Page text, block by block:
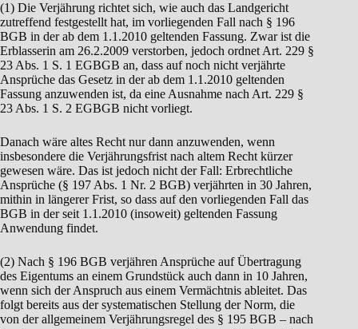
(1) Die Verjährung richtet sich, wie auch das Landgericht
zutreffend festgestellt hat, im vorliegenden Fall nach § 196
BGB in der ab dem 1.1.2010 geltenden Fassung. Zwar ist die
Erblasserin am 26.2.2009 verstorben, jedoch ordnet Art. 229 §
23 Abs. 1 S. 1 EGBGB an, dass auf noch nicht verjährte
Ansprüche das Gesetz in der ab dem 1.1.2010 geltenden
Fassung anzuwenden ist, da eine Ausnahme nach Art. 229 §
23 Abs. 1 S. 2 EGBGB nicht vorliegt.
Danach wäre altes Recht nur dann anzuwenden, wenn
insbesondere die Verjährungsfrist nach altem Recht kürzer
gewesen wäre. Das ist jedoch nicht der Fall: Erbrechtliche
Ansprüche (§ 197 Abs. 1 Nr. 2 BGB) verjährten in 30 Jahren,
mithin in längerer Frist, so dass auf den vorliegenden Fall das
BGB in der seit 1.1.2010 (insoweit) geltenden Fassung
Anwendung findet.
(2) Nach § 196 BGB verjähren Ansprüche auf Übertragung
des Eigentums an einem Grundstück auch dann in 10 Jahren,
wenn sich der Anspruch aus einem Vermächtnis ableitet. Das
folgt bereits aus der systematischen Stellung der Norm, die
von der allgemeinem Verjährungsregel des § 195 BGB – nach